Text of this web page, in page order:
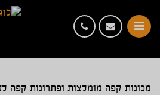
מכונות קפה מומלצות ופתרונות קפה